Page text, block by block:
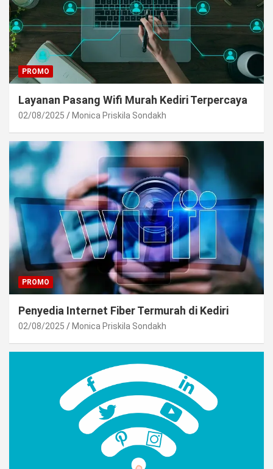
PROMO
Layanan Pasang Wifi Murah Kediri Terpercaya
02/08/2025 Monica Priskila Sondakh
PROMO
Penyedia Internet Fiber Termurah di Kediri
02/08/2025 Monica Priskila Sondakh